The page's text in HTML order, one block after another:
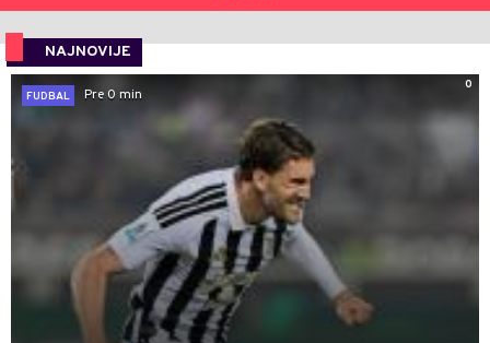
NAJNOVIJE
0
FUDBAL
Pre 0 min